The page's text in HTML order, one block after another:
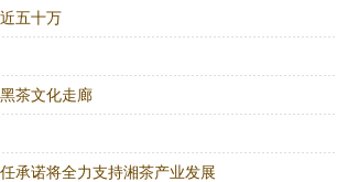
五十万
茶文化走廊
承诺将全力支持湘茶产业发展